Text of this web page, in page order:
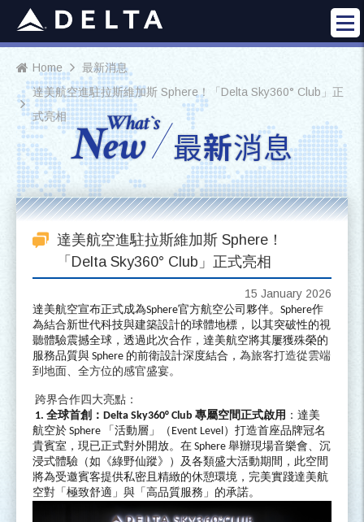
Home
最新消息
達美航空進駐拉斯維加斯 Sphere！「Delta Sky360° Club」正
式亮相
What`s
New 最新消息
達美航空進駐拉斯維加斯 Sphere！
「Delta Sky360° Club」正式亮相
15 January 2026
達美航空宣布正式成為Sphere官方航空公司夥伴。Sphere作
為結合新世代科技與建築設計的球體地標， 以其突破性的視
聽體驗震撼全球，透過此次合作，達美航空將其屢獲殊榮的
服務品質與 Sphere 的前衛設計深度結合，為旅客打造從雲端
到地面、全方位的感官盛宴。
跨界合作四大亮點：
1.全球首創： Delta Sky360° Club專屬空間正式啟用 ：達美
航空於 Sphere 「活動層」（ Event Level ）打造首座品牌冠名
貴賓室，現已正式對外開放。在 Sphere舉辦現場音樂會、沉
浸式體驗（如《綠野仙蹤》）及各類盛大活動期間，此空間
將為受邀賓客提供私密且精緻的休憩環境，完美實踐達美航
空對「極致舒適」與「高品質服務」的承諾。